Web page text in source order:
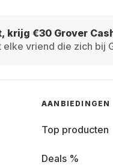
krijg €30 Grover
vriend die zich bij
AANBIEDINGEN
Top producten
Deals %